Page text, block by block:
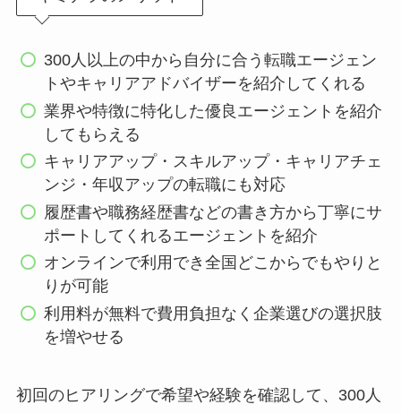
300人以上の中から自分に合う転職エージェン
トやキャリアアドバイザーを紹介してくれる
業界や特徴に特化した優良エージェントを紹介
してもらえる
キャリアアップ・スキルアップ・キャリアチェ
ンジ・年収アップの転職にも対応
履歴書や職務経歴書などの書き方から丁寧にサ
ポートしてくれるエージェントを紹介
オンラインで利用でき全国どこからでもやりと
りが可能
利用料が無料で費用負担なく企業選びの選択肢
を増やせる
初回のヒアリングで希望や経験を確認して、300人